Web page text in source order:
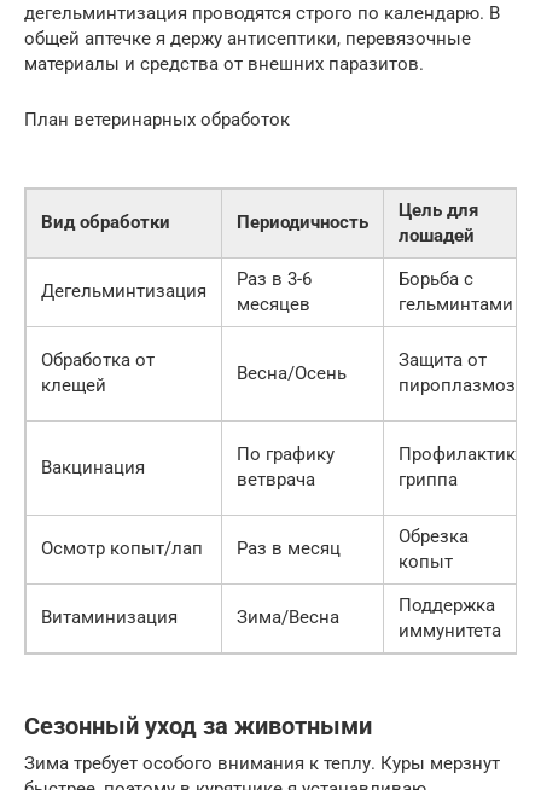
дегельминтизация проводятся строго по календарю. В
общей аптечке я держу антисептики, перевязочные
материалы и средства от внешних паразитов.
План ветеринарных обработок
Вид обработки Периодичность
Цель для
лошадей
Дегельминтизация
Раз в 3-6
месяцев
Борьба с
гельминтами
Обработка от
клещей
Весна/Осень
Защита от
пироплазмоза
Вакцинация
По графику
ветврача
Профилактика
гриппа
Осмотр копыт/лап Раз в месяц
Обрезка
копыт
Витаминизация Зима/Весна
Поддержка
иммунитета
Сезонный уход за животными
Зима требует особого внимания к теплу. Куры мерзнут